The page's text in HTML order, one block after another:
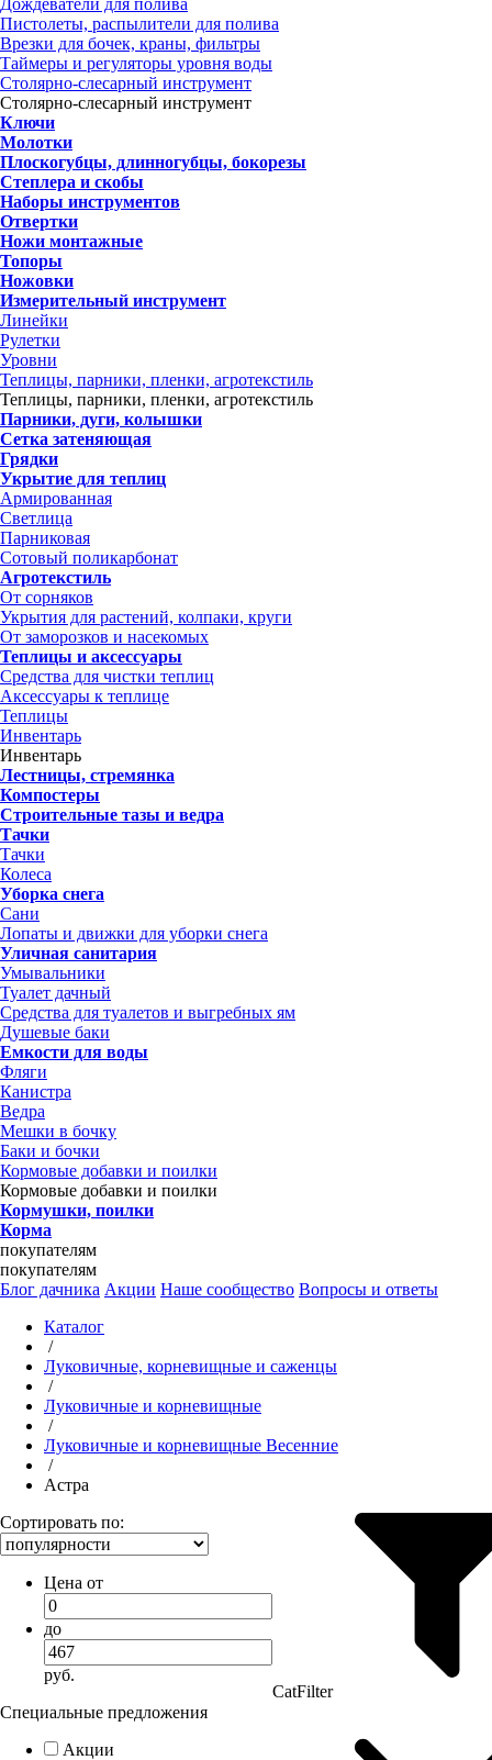
Дождеватели для полива
Пистолеты, распылители для полива
Врезки для бочек, краны, фильтры
Таймеры и регуляторы уровня воды
Столярно-слесарный инструмент
Столярно-слесарный инструмент
Ключи
Молотки
Плоскогубцы, длинногубцы, бокорезы
Степлера и скобы
Наборы инструментов
Отвертки
Ножи монтажные
Топоры
Ножовки
Измерительный инструмент
Линейки
Рулетки
Уровни
Теплицы, парники, пленки, агротекстиль
Теплицы, парники, пленки, агротекстиль
Парники, дуги, колышки
Сетка затеняющая
Грядки
Укрытие для теплиц
Армированная
Светлица
Парниковая
Сотовый поликарбонат
Агротекстиль
От сорняков
Укрытия для растений, колпаки, круги
От заморозков и насекомых
Теплицы и аксессуары
Средства для чистки теплиц
Аксессуары к теплице
Теплицы
Инвентарь
Инвентарь
Лестницы, стремянка
Компостеры
Строительные тазы и ведра
Тачки
Тачки
Колеса
Уборка снега
Сани
Лопаты и движки для уборки снега
Уличная санитария
Умывальники
Туалет дачный
Средства для туалетов и выгребных ям
Душевые баки
Емкости для воды
Фляги
Канистра
Ведра
Мешки в бочку
Баки и бочки
Кормовые добавки и поилки
Кормовые добавки и поилки
Кормушки, поилки
Корма
покупателям
покупателям
Блог дачника Акции Наше сообщество Вопросы и ответы
Каталог
/
Луковичные, корневищные и саженцы
/
Луковичные и корневищные
/
Луковичные и корневищные Весенние
/
Астра
Сортировать по:
Цена от
до
руб.
Специальные предложения
Акции
CatFilter